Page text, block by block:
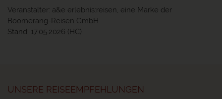
Veranstalter: a&e erlebnis:reisen, eine Marke der
Boomerang-Reisen GmbH
Stand: 17.05.2026 (HC)
UNSERE REISEEMPFEHLUNGEN